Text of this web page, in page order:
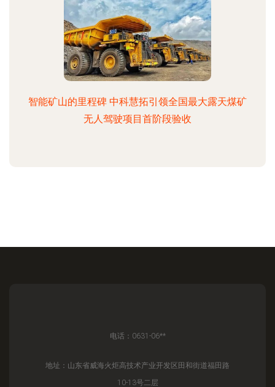
智能矿山的里程碑 中科慧拓引领全国最大露天煤矿
无人驾驶项目首阶段验收
电话：0631-06**
地址：山东省威海火炬高技术产业开发区田和街道福田路
10-13号二层